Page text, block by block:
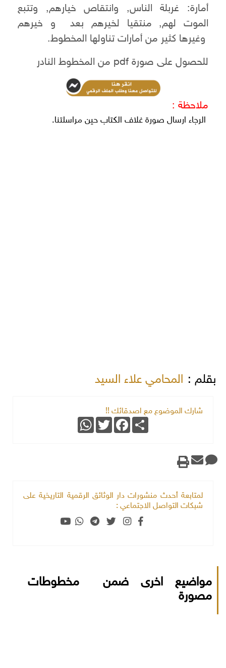
أمارة: غربلة الناس, وانتقاص خيارهم, وتتبع
الموت لهم, منتقيا لخيرهم بعد و خيرهم
وغيرها كثير من أمارات تناولها المخطوط.
للحصول على صورة pdf من المخطوط النادر
ملاحظة :
الرجاء ارسال صورة غلاف الكتاب حين مراسلتنا.
بقلم : المحامي علاء السيد
شارك الموضوع مع اصدقائك !!
Share
Facebook
Twitter
WhatsApp
لمتابعة أحدث منشورات دار الوثائق الرقمية التاريخية على
شبكات التواصل الاجتماعي :
مواضيع اخرى ضمن مخطوطات
مصورة